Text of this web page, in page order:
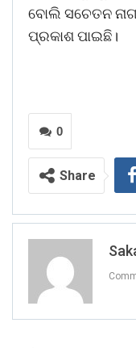
ବୋଲି ସଚେତନ
ପ୍ରକାଶ ପାଇଛି।
0
Share